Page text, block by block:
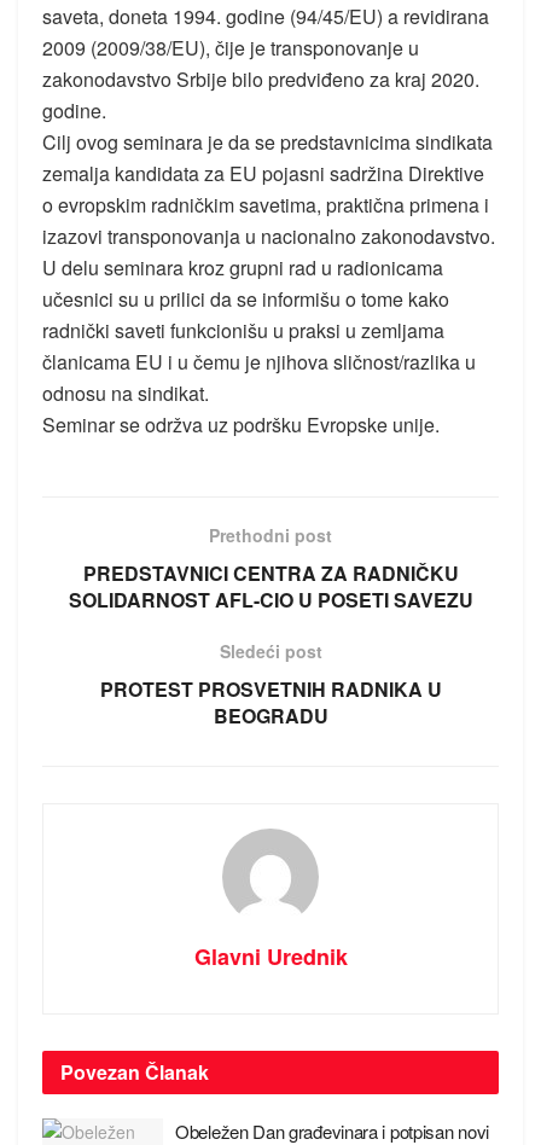
saveta, doneta 1994. godine (94/45/EU) a revidirana
2009 (2009/38/EU), čije je transponovanje u
zakonodavstvo Srbije bilo predviđeno za kraj 2020.
godine.
Cilj ovog seminara je da se predstavnicima sindikata
zemalja kandidata za EU pojasni sadržina Direktive
o evropskim radničkim savetima, praktična primena i
izazovi transponovanja u nacionalno zakonodavstvo.
U delu seminara kroz grupni rad u radionicama
učesnici su u prilici da se informišu o tome kako
radnički saveti funkcionišu u praksi u zemljama
članicama EU i u čemu je njihova sličnost/razlika u
odnosu na sindikat.
Seminar se održva uz podršku Evropske unije.
Prethodni post
PREDSTAVNICI CENTRA ZA RADNIČKU
SOLIDARNOST AFL-CIO U POSETI SAVEZU
Sledeći post
PROTEST PROSVETNIH RADNIKA U
BEOGRADU
Glavni Urednik
Povezan Članak
Obeležen Dan građevinara i potpisan novi